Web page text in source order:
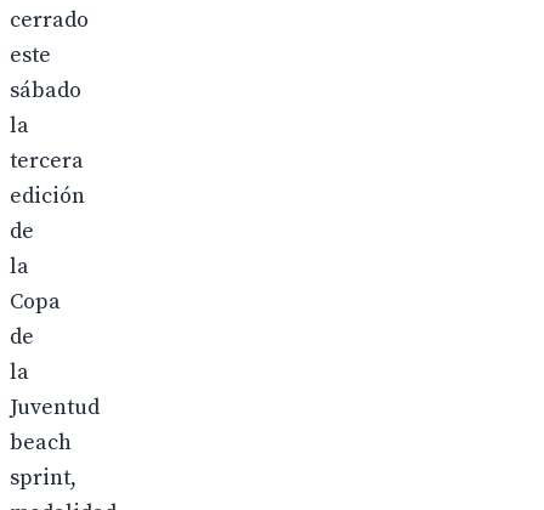
cerrado
este
sábado
la
tercera
edición
de
la
Copa
de
la
Juventud
beach
sprint,